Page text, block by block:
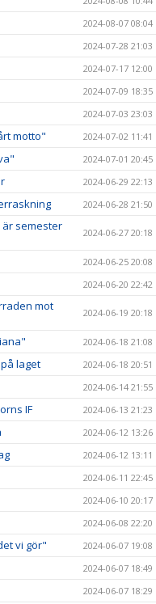
2024-08-07 08:04
2024-07-28 21:03
2024-07-17 12:00
2024-07-09 18:35
2024-07-03 23:03
motto" 2024-07-02 11:41
2024-07-01 20:45
2024-06-29 22:13
2024-06-28 21:50
är semester
2024-06-27 20:18
2024-06-25 20:08
2024-06-20 22:42
mot
2024-06-19 20:18
2024-06-18 21:08
laget 2024-06-18 20:51
2024-06-14 21:55
IF 2024-06-13 21:23
2024-06-12 13:26
2024-06-12 13:11
2024-06-11 22:45
2024-06-10 20:17
2024-06-08 22:20
vi gör" 2024-06-07 19:08
2024-06-07 18:49
2024-06-07 18:29